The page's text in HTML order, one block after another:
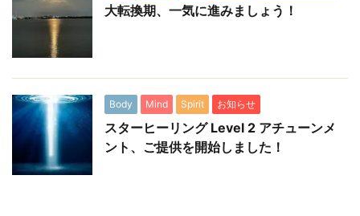
大転換期、一気に進みましょう！
Body Mind Spirit お知らせ
スターヒーリング Level 2 アチューンメ
ント、ご提供を開始しました！